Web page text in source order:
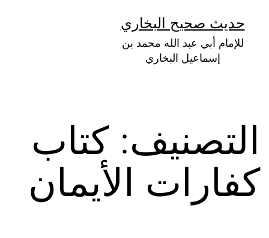
المحتوى
حديث صحيح البخاري
للإمام أبي عبد الله محمد بن
إسماعيل البخاري
التصنيف:كتاب
كفارات الأيمان